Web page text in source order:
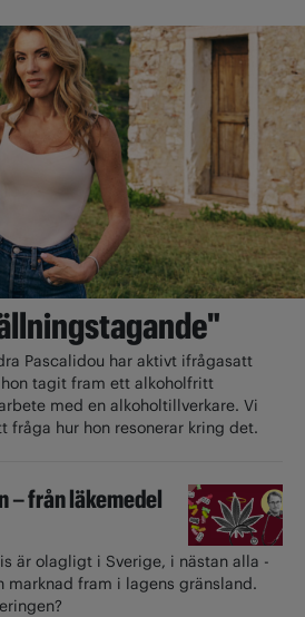
Pascalidou har aktivt ifrågasatt
tagit fram ett alkoholfritt
med en alkoholtillverkare. Vi
fråga hur hon resonerar kring det.
– från läkemedel
är olagligt i ­Sverige, i nästan alla
marknad fram i lagens gränsland.